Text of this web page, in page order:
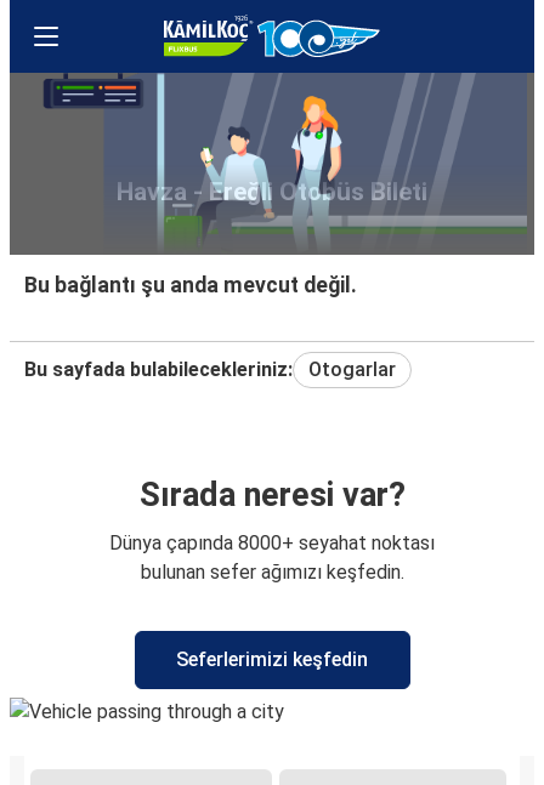
Havza - Ereğli Otobüs Bileti
Bu bağlantı şu anda mevcut değil.
Bu sayfada bulabilecekleriniz: Otogarlar
Sırada neresi var?
Dünya çapında 8000+ seyahat noktası
bulunan sefer ağımızı keşfedin.
Seferlerimizi keşfedin